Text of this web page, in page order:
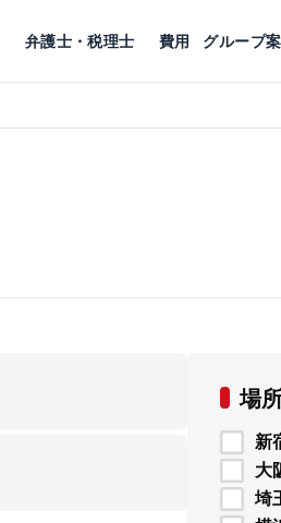
弁護士・税理士 費用 グループ
場
新
大
埼